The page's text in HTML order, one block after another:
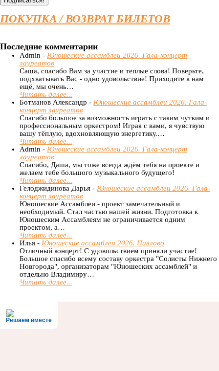
ПОКУПКА / ВОЗВРАТ БИЛЕТОВ
Последние комментарии
Admin - Юношеские ассамблеи 2026. Гала-концерт
лауреатов
Саша, спасибо Вам за участие и теплые слова! Поверьте,
подхватывать Вас - одно удовольствие! Приходите к нам
ещё, мы очень…
Читать далее...
Ботманов Александр - Юношеские ассамблеи 2026. Гала-
концерт лауреатов
Спасибо большое за возможность играть с таким чутким и
профессиональным оркестром! Играя с вами, я чувствую
вашу тёплую, вдохновляющую энергетику.…
Читать далее...
Admin - Юношеские ассамблеи 2026. Гала-концерт
лауреатов
Спасибо, Даша, мы тоже всегда ждём тебя на проекте и
желаем тебе большого музыкального будущего!
Читать далее...
Гелоджидинова Дарья - Юношеские ассамблеи 2026. Гала-
концерт лауреатов
Юношеские Ассамблеи - проект замечательный и
необходимый. Стал частью нашей жизни. Подготовка к
Юношеским Ассамблеям не ограничивается одним
проектом, а…
Читать далее...
Илья - Юношеские ассамблеи 2026. Павлово
Отличный концерт! С удовольствием приняли участие!
Большое спасибо всему составу оркестра "Солисты Нижнего
Новгорода", организаторам "Юношеских ассамблей" и
отдельно Владимиру…
Читать далее...
Решаем вместе